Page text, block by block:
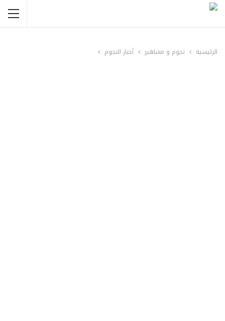
الرئيسية نجوم و مشاهير أخبار النجوم